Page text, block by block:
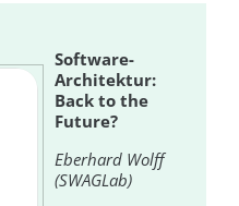
Software-
Architektur:
Back to the
Future?
Eberhard Wolff
(SWAGLab)